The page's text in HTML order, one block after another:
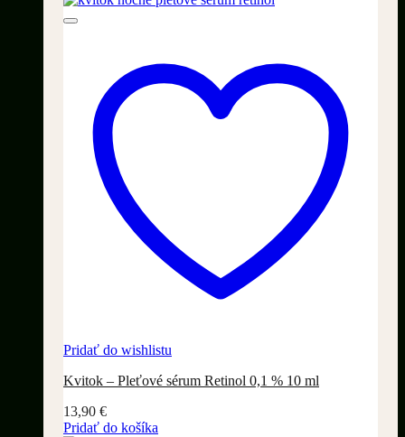
Pridať do wishlistu
Kvitok – Pleťové sérum Retinol 0,1 % 10 ml
13,90 €
Pridať do košíka